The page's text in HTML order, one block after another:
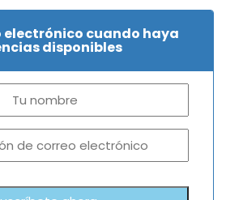
electrónico cuando haya
disponibles